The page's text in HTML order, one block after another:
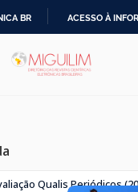
PARA
O
BR ACESSO À
Qualis Periódicos